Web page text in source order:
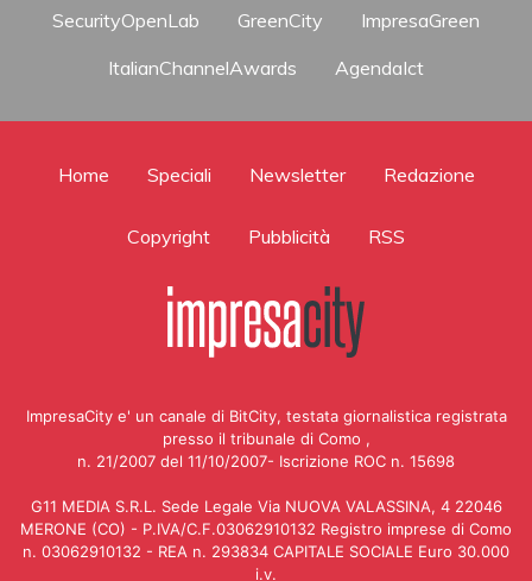
SecurityOpenLab
GreenCity
ImpresaGreen
ItalianChannelAwards
AgendaIct
Home Speciali Newsletter Redazione
Copyright Pubblicità RSS
ImpresaCity e' un canale di BitCity, testata giornalistica registrata
presso il tribunale di Como ,
n. 21/2007 del 11/10/2007- Iscrizione ROC n. 15698
G11 MEDIA S.R.L. Sede Legale Via NUOVA VALASSINA, 4 22046
MERONE (CO) - P.IVA/C.F.03062910132 Registro imprese di Como
n. 03062910132 - REA n. 293834 CAPITALE SOCIALE Euro 30.000
i.v.